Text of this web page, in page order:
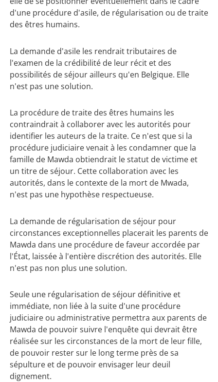
d'une procédure d'asile, de régularisation ou de traite
des êtres humains.
La demande d'asile les rendrait tributaires de
l'examen de la crédibilité de leur récit et des
possibilités de séjour ailleurs qu'en Belgique. Elle
n'est pas une solution.
La procédure de traite des êtres humains les
contraindrait à collaborer avec les autorités pour
identifier les auteurs de la traite. Ce n'est que si la
procédure judiciaire venait à les condamner que la
famille de Mawda obtiendrait le statut de victime et
un titre de séjour. Cette collaboration avec les
autorités, dans le contexte de la mort de Mwada,
n'est pas une hypothèse respectueuse.
La demande de régularisation de séjour pour
circonstances exceptionnelles placerait les parents de
Mawda dans une procédure de faveur accordée par
l'État, laissée à l'entière discrétion des autorités. Elle
n'est pas non plus une solution.
Seule une régularisation de séjour définitive et
immédiate, non liée à la suite d'une procédure
judiciaire ou administrative permettra aux parents de
Mawda de pouvoir suivre l'enquête qui devrait être
réalisée sur les circonstances de la mort de leur fille,
de pouvoir rester sur le long terme près de sa
sépulture et de pouvoir envisager leur deuil
dignement.